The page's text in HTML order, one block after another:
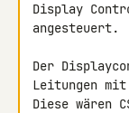
Display
angesteuert.
Der
Leitungen mit
Diese wären